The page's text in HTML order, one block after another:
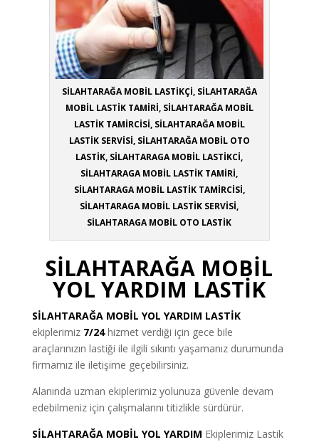
SİLAHTARAĞA MOBİL LASTİKÇİ, SİLAHTARAĞA
MOBİL LASTİK TAMİRİ, SİLAHTARAĞA MOBİL
LASTİK TAMİRCİSİ, SİLAHTARAĞA MOBİL
LASTİK SERVİSİ, SİLAHTARAĞA MOBİL OTO
LASTİK, SİLAHTARAGA MOBİL LASTİKCİ,
SİLAHTARAGA MOBİL LASTİK TAMİRİ,
SİLAHTARAGA MOBİL LASTİK TAMİRCİSİ,
SİLAHTARAGA MOBİL LASTİK SERVİSİ,
SİLAHTARAGA MOBİL OTO LASTİK
SİLAHTARAĞA MOBİL
YOL YARDIM LASTİK
SİLAHTARAĞA MOBİL YOL YARDIM LASTİK
ekiplerimiz 7/24hizmet verdiği için gece bile
araçlarınızın lastiği ile ilgili sıkıntı yaşamanız durumunda
firmamız ile iletişime geçebilirsiniz.
Alanında uzman ekiplerimiz yolunuza güvenle devam
edebilmeniz için çalışmalarını titizlikle sürdürür.
SİLAHTARAĞA MOBİL YOL YARDIM Ekiplerimiz Lastik